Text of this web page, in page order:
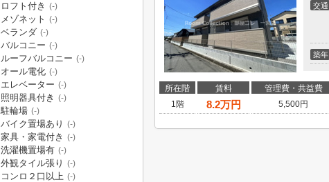
交通
築年
所在階 賃料 管理費・共益費
1階
8.2万円 5,500円
ロフト付き (-)
メゾネット (-)
ベランダ (-)
バルコニー (-)
ルーフバルコニー (-)
オール電化 (-)
エレベーター (-)
照明器具付き (-)
駐輪場 (-)
バイク置場あり (-)
家具・家電付き (-)
洗濯機置場有 (-)
外観タイル張り (-)
コンロ２口以上 (-)